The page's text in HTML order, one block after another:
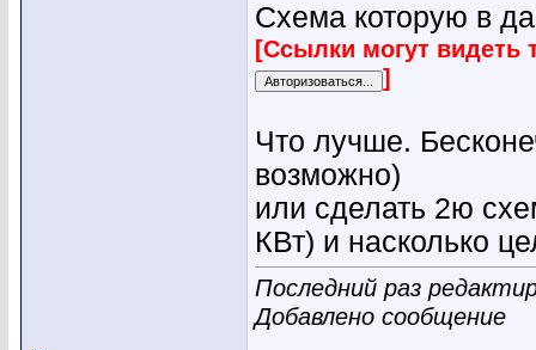
Схема которую в
[Ссылки могут видеть
]
Что лучше.
возможно)
или сделать 2ю
КВт) и насколько
Последний раз
Добавлено сообщение